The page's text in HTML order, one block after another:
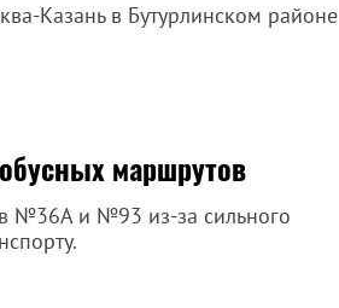
Казань в Бутурлинском районе
маршрутов
№36А и №93 из-за сильного